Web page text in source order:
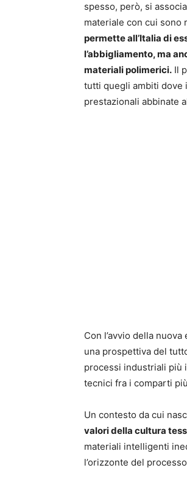
spesso, però, si
materiale con cui sono
permette all’Italia di
l’abbigliamento, ma
materiali polimerici. Il
tutti quegli ambiti dove
prestazionali abbinate
Con l’avvio della
una prospettiva del
processi industriali più
tecnici fra i comparti
Un contesto da cui
valori della cultura
materiali intelligenti
l’orizzonte del